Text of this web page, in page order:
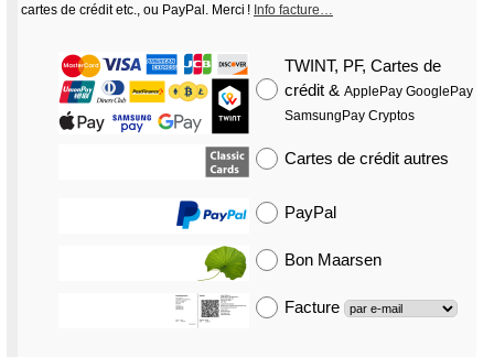
cartes de crédit etc., ou PayPal. Merci ! Info facture…
TWINT, PF, Cartes de
crédit & ApplePay GooglePay
SamsungPay Cryptos
Cartes de crédit autres
PayPal
Bon Maarsen
Facture